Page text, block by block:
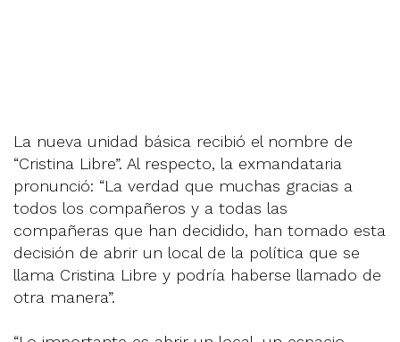
La nueva unidad básica recibió el nombre de
“Cristina Libre”. Al respecto, la exmandataria
pronunció: “La verdad que muchas gracias a
todos los compañeros y a todas las
compañeras que han decidido, han tomado esta
decisión de abrir un local de la política que se
llama Cristina Libre y podría haberse llamado de
otra manera”.